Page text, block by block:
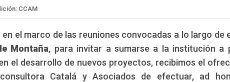
Edición: CCAM
en el marco de las reuniones convocadas a lo largo de
Montaña, para invitar a sumarse a la institución a
el desarrollo de nuevos proyectos, recibimos el
Catalá y Asociados de efectuar, ad